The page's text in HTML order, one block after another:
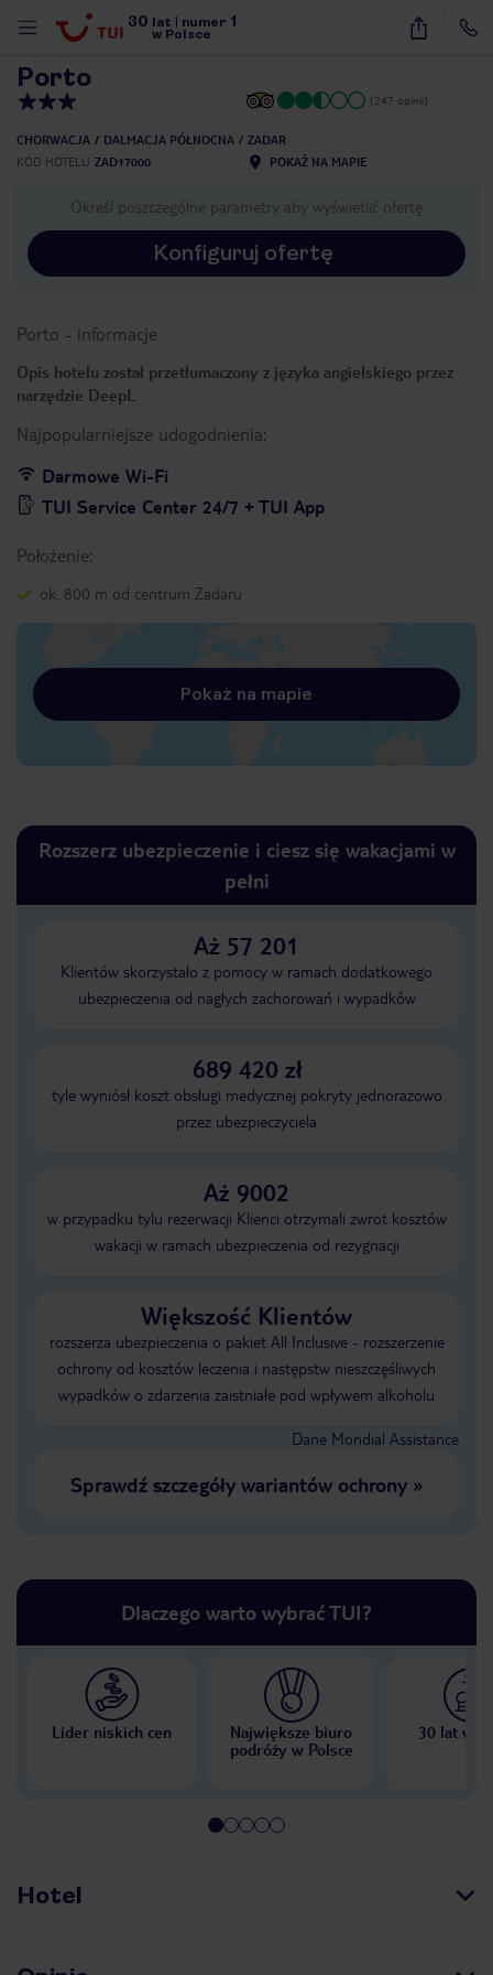
30 lat numer 1
w Polsce
17
Porto
(247 opinii)
CHORWACJA DALMACJA PÓŁNOCNA
ZADAR
KOD HOTELU ZAD17000 POKAŻ NA MAPIE
Określ poszczególne parametry aby wyświetlić ofertę
Konfiguruj ofertę
Porto - informacje
Opis hotelu został przetłumaczony z języka angielskiego przez
narzędzie DeepL
Najpopularniejsze udogodnienia:
Darmowe Wi-Fi
TUI Service Center 24/7 + TUI App
Położenie:
ok. 800 m od centrum Zadaru
Pokaż na mapie
Rozszerz ubezpieczenie i ciesz się wakacjami w
pełni
Aż 57 201
Klientów skorzystało z pomocy w ramach dodatkowego
ubezpieczenia od nagłych zachorowań i wypadków
689 420 zł
tyle wyniósł koszt obsługi medycznej pokryty jednorazowo
przez ubezpieczyciela
Aż 9002
w przypadku tylu rezerwacji Klienci otrzymali zwrot kosztów
wakacji w ramach ubezpieczenia od rezygnacji
Większość Klientów
rozszerza ubezpieczenia o pakiet All Inclusive - rozszerzenie
ochrony od kosztów leczenia i następstw nieszczęśliwych
wypadków o zdarzenia zaistniałe pod wpływem alkoholu
Dane Mondial Assistance
Sprawdź szczegóły wariantów ochrony»
Dlaczego warto wybrać TUI?
Lider niskich cen
Największe biuro
podróży w Polsce
30 lat w
Hotel